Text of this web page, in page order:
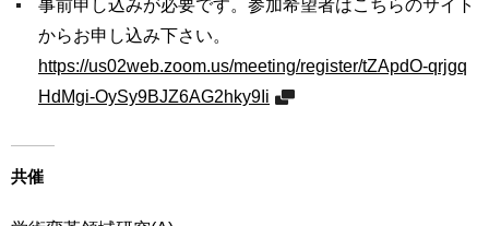
ッ
からお申し込み下さい。
https://us02web.zoom.us/meeting/register/tZApdO-qrjgq
HdMgi-OySy9BJZ6AG2hky9Ii
共催